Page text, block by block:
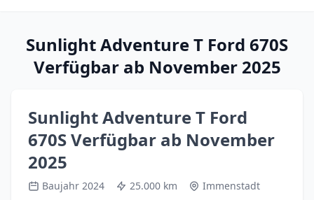
Sunlight Adventure T Ford 670S
Verfügbar ab November 2025
Sunlight Adventure T Ford
670S Verfügbar ab November
2025
Baujahr 2024 25.000 km Immenstadt